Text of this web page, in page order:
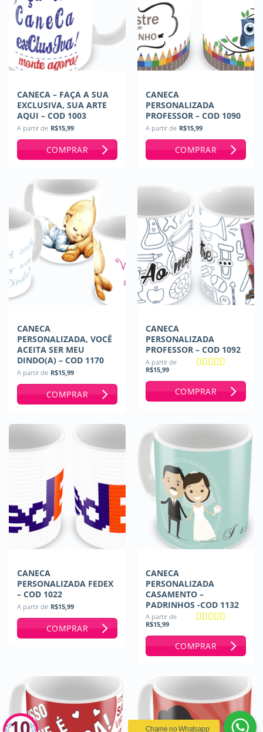
CANECA – FAÇA A SUA
EXCLUSIVA, SUA ARTE
AQUI – COD 1003
A partir de R$15,99
COMPRAR
CANECA
PERSONALIZADA
PROFESSOR – COD 1090
A partir de R$15,99
COMPRAR
CANECA
PERSONALIZADA, VOCÊ
ACEITA SER MEU
DINDO(A) – COD 1170
A partir de R$15,99
COMPRAR
CANECA
PERSONALIZADA
PROFESSOR – COD 1092
A partir de
R$15,99
COMPRAR
CANECA
PERSONALIZADA FEDEX
– COD 1022
A partir de R$15,99
COMPRAR
CANECA
PERSONALIZADA
CASAMENTO –
PADRINHOS -COD 1132
A partir de
R$15,99
COMPRAR
Chame no Whatsapp